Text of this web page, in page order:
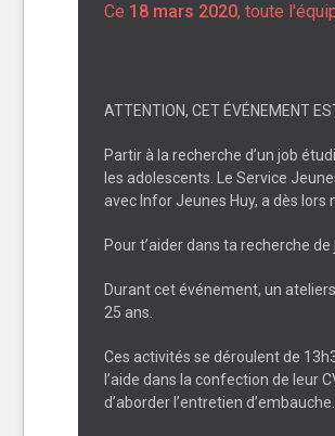
Ce 18 mars 2020, toute
ATTENTION, CET ÉVÉNEMENT
Partir à la recherche d’un job
les adolescents. Le Service
avec Infor Jeunes Huy, a dès lors
Pour t’aider dans ta recherche
Durant cet événement, un
25 ans.
Ces activités se déroulent de
l’aide dans la confection de leur
d’aborder l’entretien d’embauche.